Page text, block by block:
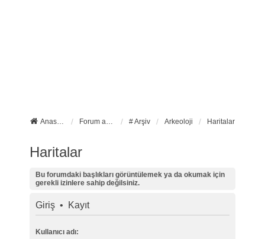
Anasayfa Forum ana sayfa # Arşiv Arkeoloji Haritalar
Haritalar
Bu forumdaki başlıkları görüntülemek ya da okumak için
gerekli izinlere sahip değilsiniz.
Giriş• Kayıt
Kullanıcı adı: